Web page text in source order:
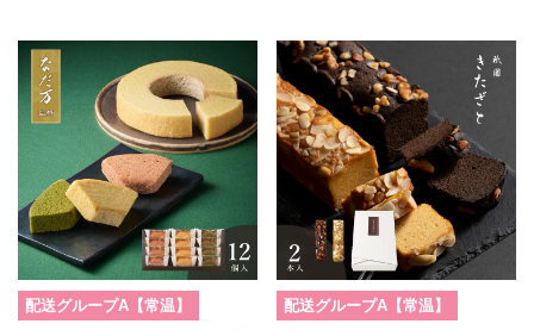
配送グループA【常温】
配送グループA【常温】